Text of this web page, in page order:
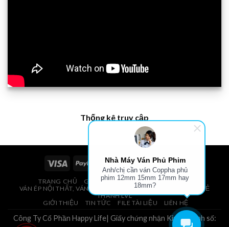
Thống kê truy cập
TRANG CHỦ
GIÁ VÁN PHỦ PHIM, VÁN COPPHA
VÁN ÉP NỘI THẤT, VÁN ÉP BAO BÌ, VÁN SOFA, PALLETS, VÁN SẺ
THANH LVL
GIỚI THIỆU
TIN TỨC FILE TÀI LIỆU LIÊN HỆ
Công Ty Cổ Phần Happy Life| Giấy chứng nhận Kinh Doanh số:
Nhà Máy Ván Phủ Phim
Anh/chị cần ván Coppha phủ
phim 12mm 15mm 17mm hay
18mm?